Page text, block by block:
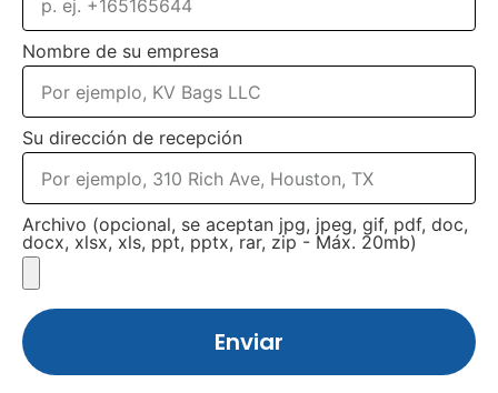
Nombre de su empresa
Su dirección de recepción
Archivo (opcional, se aceptan jpg, jpeg, gif, pdf, doc,
docx, xlsx, xls, ppt, pptx, rar, zip - Máx. 20mb)
Enviar